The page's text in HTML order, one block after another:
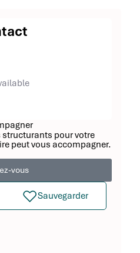
pour votre
peut vous accompagner.
vous
Sauvegarder